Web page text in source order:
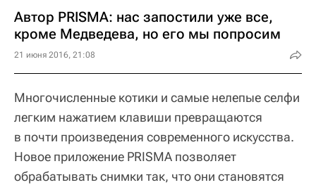
Автор PRISMA: нас запостили уже все,
кроме Медведева, но его мы попросим
21 июня 2016, 21:08
Многочисленные котики и самые нелепые селфи
легким нажатием клавиши превращаются
в почти произведения современного искусства.
Новое приложение PRISMA позволяет
обрабатывать снимки так, что они становятся